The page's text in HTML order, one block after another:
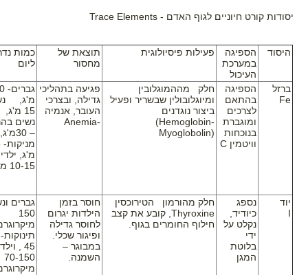
יסודות קורט חיוניים לגוף האדם -Trace Elements
היסוד
הספיגה
במערכת
העיכול
פעילות פיסיולוגית
תוצאת של
מחסור
כמות
ליום
ברזל
Fe
הספיגה
בהתאם
לצרכים
ומוגברת
בנוכחות
וויטמיןC
חלק מההמוגלובין
ומיוגלובולין שבשריר ופעיל
ביצור נוגדנים
(Hemoglobin-
Myoglobolin)
פגיעה בתהליכי
גדילה, ובצרכי
העובר, אנמיה
-
Anemia
מ'ג,
15
נשים
– 30מ'ג,
מ'ג,
10-15 מ'ג.
יוד
I
נספג
כיודיד,
נקלט על
ידי
בלוטת
המגן
חלק מהורמון הטירוכסין
Thyroxine, קובע את קצב
חילוף החומרים בגוף.
חוסר בזמן
הילדות יגרום
לחוסר גדילה
ופיגור שכלי.
במבוגר –
השמנה.
גברים
150
45 ,
70-150